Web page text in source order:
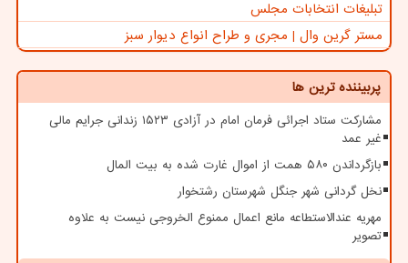
تبلیغات انتخابات مجلس
مستر گرین وال | مجری و طراح انواع دیوار سبز
پربیننده ترین ها
مشارکت ستاد اجرائی فرمان امام در آزادی ۱۵۲۳ زندانی جرایم مالی
غیر عمد
بازگرداندن ۵۸۰ همت از اموال غارت شده به بیت المال
نخل گردانی شهر جنگل شهرستان رشتخوار
مهریه عندالاستطاعه مانع اعمال ممنوع الخروجی نیست به علاوه
تصویر